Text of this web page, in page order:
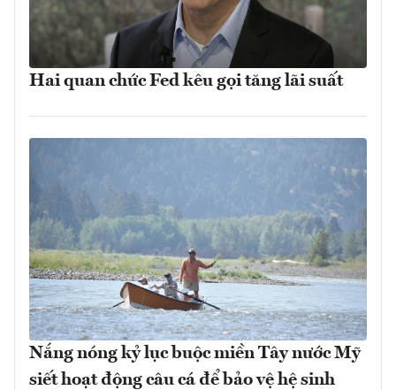
Hai quan chức Fed kêu gọi tăng lãi suất
Nắng nóng kỷ lục buộc miền Tây nước Mỹ
siết hoạt động câu cá để bảo vệ hệ sinh